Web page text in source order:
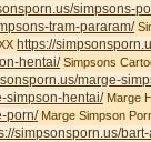
simpsons-
tram-pararam/
https://
hentai/Simpsons
marge-
simpson-hentai/Marge
porn/Marge Simpson
simpsonsporn.us/